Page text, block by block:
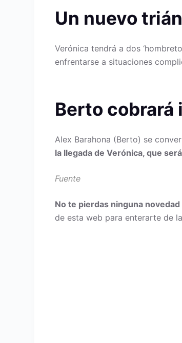
Un nuevo
Verónica tendrá a dos
enfrentarse a situaciones
Berto
Alex Barahona (Berto) se
la llegada de Verónica, que
Fuente
No te pierdas ninguna novedad
de esta web para enterarte de